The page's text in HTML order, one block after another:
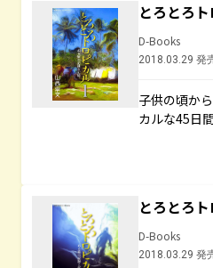
とろとろ
D-Books
2018.03.29 発
子供の頃か
カルな45日
とろとろ
D-Books
2018.03.29 発